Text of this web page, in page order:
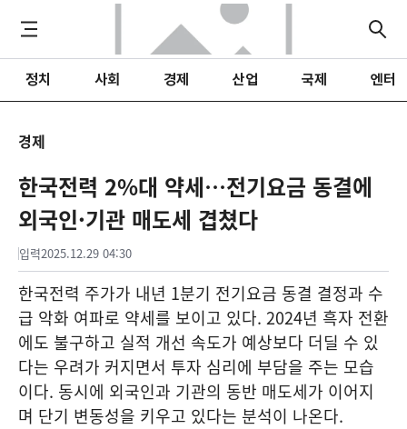
정치 사회 경제 산업 국제 엔터
경제
한국전력 2%대 약세…전기요금 동결에
외국인·기관 매도세 겹쳤다
입력2025.12.29 04:30
한국전력 주가가 내년 1분기 전기요금 동결 결정과 수
급 악화 여파로 약세를 보이고 있다. 2024년 흑자 전환
에도 불구하고 실적 개선 속도가 예상보다 더딜 수 있
다는 우려가 커지면서 투자 심리에 부담을 주는 모습
이다. 동시에 외국인과 기관의 동반 매도세가 이어지
며 단기 변동성을 키우고 있다는 분석이 나온다.